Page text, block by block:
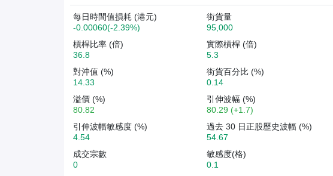
每日時間值損耗 (港元)
-0.00060(-2.39%)
街貨量
95,000
槓桿比率 (倍)
36.8
實際槓桿 (倍)
5.3
對沖值 (%)
14.33
街貨百分比 (%)
0.14
溢價 (%)
80.82
引伸波幅 (%)
80.29 (+1.7)
引伸波幅敏感度 (%)
4.54
過去 30 日正股歷史波幅 (%)
54.67
成交宗數
0
敏感度(格)
0.1